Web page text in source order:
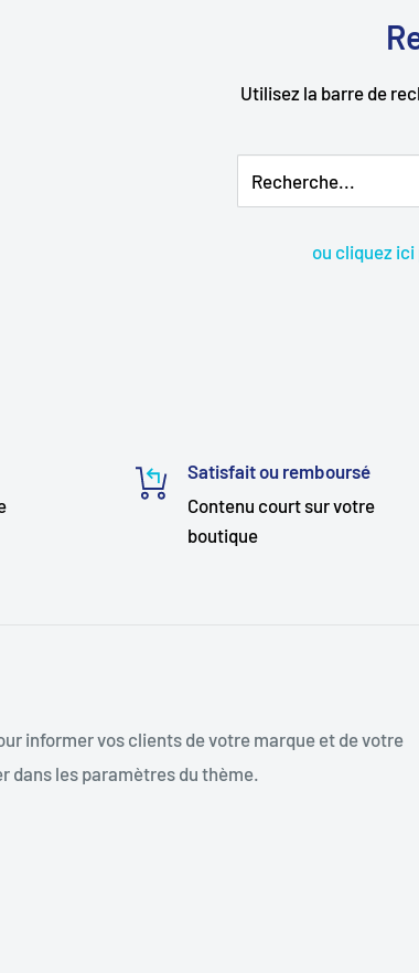
Utilisez la barre de
Recherche...
ou cliquez
Satisfait ou remboursé
Contenu court sur votre
boutique
informer vos clients de votre marque et de votre
dans les paramètres du thème.